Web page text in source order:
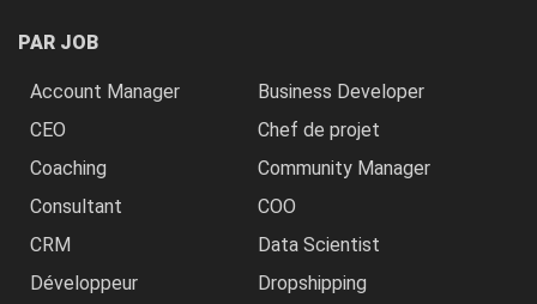
PAR JOB
Account Manager
Business Developer
CEO
Chef de projet
Coaching
Community Manager
Consultant
COO
CRM
Data Scientist
Développeur
Dropshipping